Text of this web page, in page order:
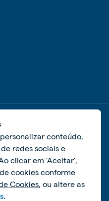
de cookies
conteúdo,
redes sociais e
clicar em 'Aceitar',
cookies conforme
Cookies, ou altere as